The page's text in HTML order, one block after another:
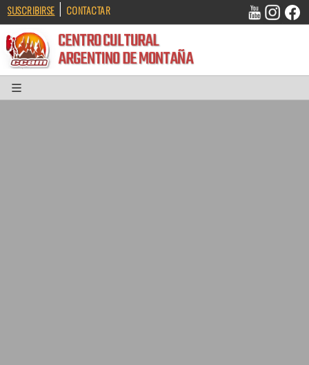
SUSCRIBIRSE | CONTACTAR
CENTRO CULTURAL
ARGENTINO DE MONTAÑA